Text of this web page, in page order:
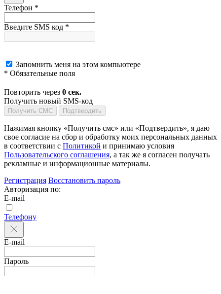
Телефон *
Введите SMS код *
Запомнить меня на этом компьютере
* Обязательные поля
Повторить через 0 сек.
Получить новый SMS-код
Получить СМС Подтвердить
Нажимая кнопку «Получить смс» или «Подтвердить», я даю
свое согласие на сбор и обработку моих персональных данных
в соответствии с Политикой и принимаю условия
Пользовательского соглашения, а так же я согласен получать
рекламные и информационные материалы.
Регистрация Восстановить пароль
Авторизация по:
E-mail
Телефону
E-mail
Пароль